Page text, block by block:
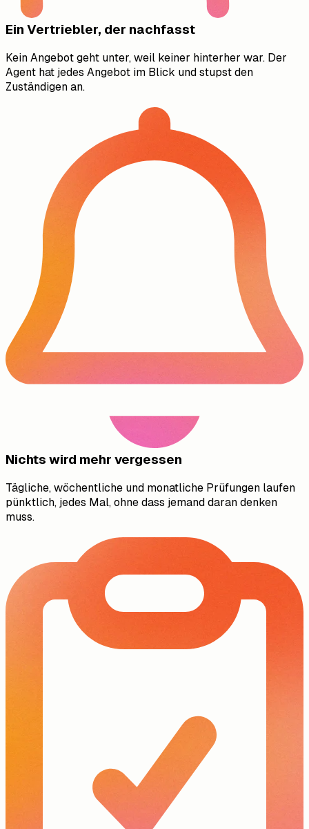
Ein Vertriebler, der nachfasst
Kein Angebot geht unter, weil keiner hinterher war. Der
Agent hat jedes Angebot im Blick und stupst den
Zuständigen an.
Nichts wird mehr vergessen
Tägliche, wöchentliche und monatliche Prüfungen laufen
pünktlich, jedes Mal, ohne dass jemand daran denken
muss.